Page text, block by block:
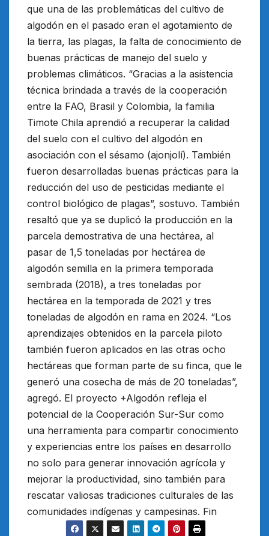
que una de las problemáticas del cultivo de
algodón en el pasado eran el agotamiento de
la tierra, las plagas, la falta de conocimiento de
buenas prácticas de manejo del suelo y
problemas climáticos. “Gracias a la asistencia
técnica brindada a través de la cooperación
entre la FAO, Brasil y Colombia, la familia
Timote Chila aprendió a recuperar la calidad
del suelo con el cultivo del algodón en
asociación con el sésamo (ajonjolí). También
fueron desarrolladas buenas prácticas para la
reducción del uso de pesticidas mediante el
control biológico de plagas”, sostuvo. También
resaltó que ya se duplicó la producción en la
parcela demostrativa de una hectárea, al
pasar de 1,5 toneladas por hectárea de
algodón semilla en la primera temporada
sembrada (2018), a tres toneladas por
hectárea en la temporada de 2021 y tres
toneladas de algodón en rama en 2024. “Los
aprendizajes obtenidos en la parcela piloto
también fueron aplicados en las otras ocho
hectáreas que forman parte de su finca, que le
generó una cosecha de más de 20 toneladas”,
agregó. El proyecto +Algodón refleja el
potencial de la Cooperación Sur-Sur como
una herramienta para compartir conocimiento
y experiencias entre los países en desarrollo
no solo para generar innovación agrícola y
mejorar la productividad, sino también para
rescatar valiosas tradiciones culturales de las
comunidades indígenas y campesinas. Fin